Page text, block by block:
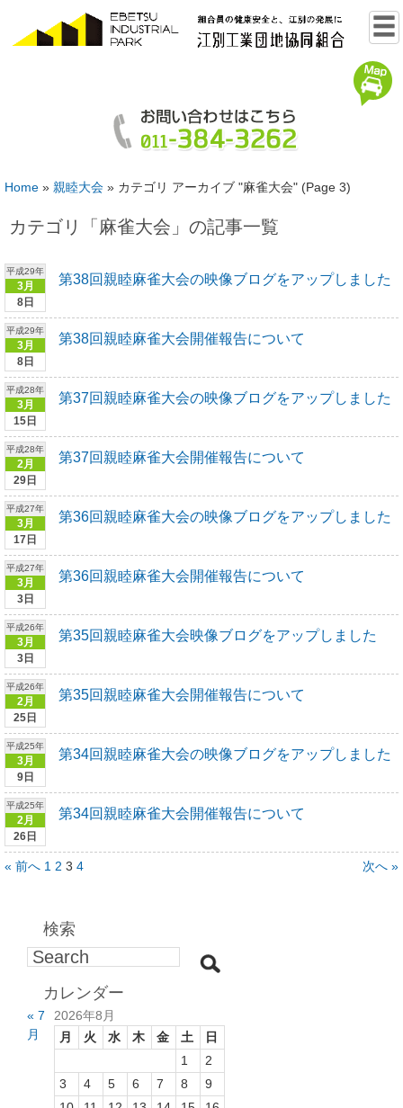
Home » 親睦大会 » カテゴリ アーカイブ "麻雀大会" (Page 3)
カテゴリ「 麻雀大会 」の記事一覧
平成29年
3月
8日
第38回親睦麻雀大会の映像ブログをアップしました
平成29年
3月
8日
第38回親睦麻雀大会開催報告について
平成28年
3月
15日
第37回親睦麻雀大会の映像ブログをアップしました
平成28年
2月
29日
第37回親睦麻雀大会開催報告について
平成27年
3月
17日
第36回親睦麻雀大会の映像ブログをアップしました
平成27年
3月
3日
第36回親睦麻雀大会開催報告について
平成26年
3月
3日
第35回親睦麻雀大会映像ブログをアップしました
平成26年
2月
25日
第35回親睦麻雀大会開催報告について
平成25年
3月
9日
第34回親睦麻雀大会の映像ブログをアップしました
平成25年
2月
26日
第34回親睦麻雀大会開催報告について
« 前へ 1 2 3 4 次へ »
検索
カレンダー
2026年8月
月
火 水 木 金 土
日
1
2
3
4 5 6 7 8
9
« 7
月